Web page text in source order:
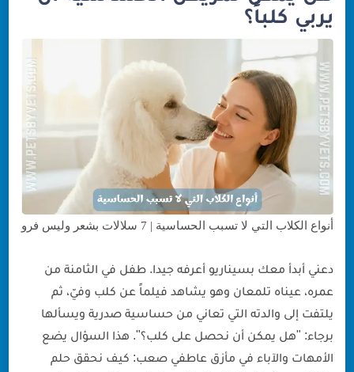
الآمنة)
3. البيشون فريز (Bichon Frise)
4. الشنوزر (Schnauzer)
5. يوركشاير تيرير (Yorkshire Terrier)
اختر حسب حجم منزلك (أصغر وأكبر كلب آمن)
أسوأ أنواع الكلاب لمرضى الحساسية (تجنبها فوراً)
هل حساسية الكلاب معدية؟
رسالة أخيرة من القلب
يربي كلباً؟
أنواع الكلاب التي لا تسبب الحساسية | 7 سلالات بشعر وليس فرو
دعني أبدأ معك بسيناريو أعرفه جيدا. طفل في الثامنة من
عمره، عيناه تلمعان وهو يشاهد فيلماً عن كلب وفيّ، ثم
يلتفت إلى والدته التي تعاني من حساسية صدرية ويسألها
برجاء: "هل يمكن أن نحصل على كلب؟". هذا السؤال يضع
الأمهات والآباء في مأزق عاطفي صعب: كيف نحقق حلم